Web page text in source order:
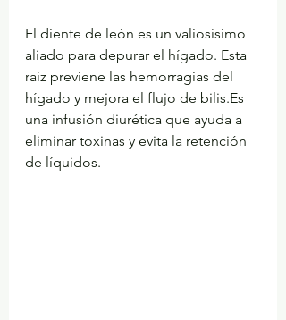
El diente de león es un valiosísimo
aliado para depurar el hígado. Esta
raíz previene las hemorragias del
hígado y mejora el flujo de bilis.Es
una infusión diurética que ayuda a
eliminar toxinas y evita la retención
de líquidos.